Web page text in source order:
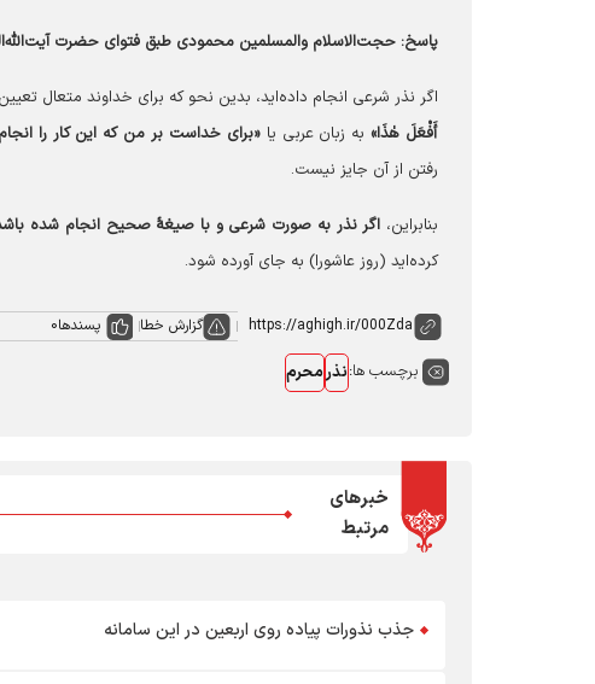
پاسخ: حجت‌الاسلام والمسلمین محمودی طبق فتوای حضرت
اگر نذر شرعی انجام داده‌اید، بدین نحو که برای خداوند متعال
أَفْعَلَ هٰذَا»به زبان عربی یا«برای خداست بر من که این کار را
رفتن از آن جایز نیست.
بنابراین، اگر نذر به صورت شرعی و با صیغۀ صحیح انجام شده
کرده‌اید (روز عاشورا) به جای آورده شود.
گزارش خطا پسندها0
برچسب ها:نذرمحرم
خبرهای
مرتبط
جذب نذورات پیاده روی اربعین در این سامانه